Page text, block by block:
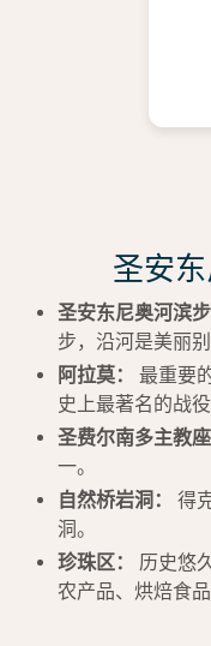
圣安
圣安东尼奥河滨步
步，沿河是美丽别
阿拉莫：
最重要
史上最著名的战役
圣费尔南多主教座
一。
自然桥岩洞：
得
洞。
珍珠区：
历史悠
农产品、烘焙食